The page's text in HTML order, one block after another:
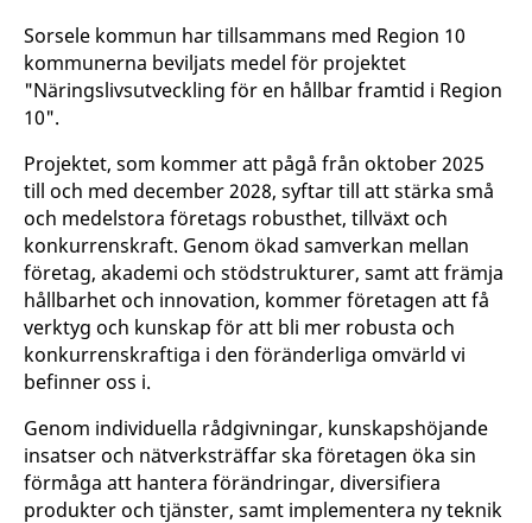
Sorsele kommun har tillsammans med Region 10
kommunerna beviljats medel för projektet
"Näringslivsutveckling för en hållbar framtid i Region
10".
Projektet, som kommer att pågå från oktober 2025
till och med december 2028, syftar till att stärka små
och medelstora företags robusthet, tillväxt och
konkurrenskraft. Genom ökad samverkan mellan
företag, akademi och stödstrukturer, samt att främja
hållbarhet och innovation, kommer företagen att få
verktyg och kunskap för att bli mer robusta och
konkurrenskraftiga i den föränderliga omvärld vi
befinner oss i.
Genom individuella rådgivningar, kunskapshöjande
insatser och nätverksträffar ska företagen öka sin
förmåga att hantera förändringar, diversifiera
produkter och tjänster, samt implementera ny teknik